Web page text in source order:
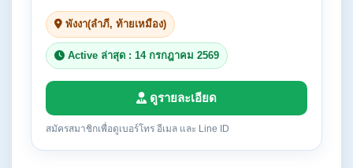
พังงา(ลำภี, ท้ายเหมือง)
Active ล่าสุด : 14 กรกฎาคม 2569
ดูรายละเอียด
สมัครสมาชิกเพื่อดูเบอร์โทร อีเมล และ Line ID